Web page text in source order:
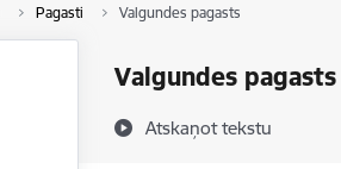
Pagasti Valgundes pagasts
Valgundes pagasts
Atskaņot tekstu